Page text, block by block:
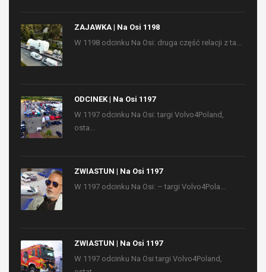
ZAJAWKA | Na Osi 1198
W 1198 odcinku Na Osi: druga część relacji z ta...
ODCINEK | Na Osi 1197
W 1197 odcinku Na Osi: targi Volvo4Poland,
osta...
ZWIASTUN | Na Osi 1197
W 1197 odcinku Na Osi: – targi Volvo4Pola...
ZWIASTUN | Na Osi 1197
W 1197 odcinku Na Osi targi Volvo4Poland,